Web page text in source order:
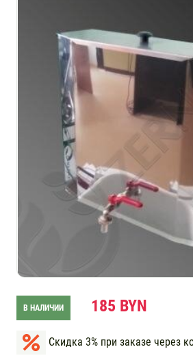
В НАЛИЧИИ 185 BYN
Скидка 3% при заказе через